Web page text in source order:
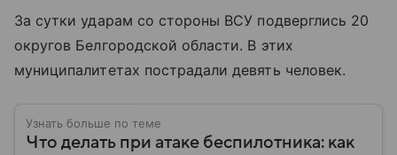
За сутки ударам со стороны ВСУ подверглись 20
округов Белгородской области. В этих
муниципалитетах пострадали девять человек.
Узнать больше по теме
Что делать при атаке беспилотника: как